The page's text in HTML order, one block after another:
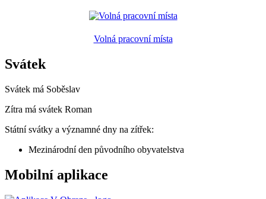
Volná pracovní místa
Svátek
Svátek má Soběslav
Zítra má svátek Roman
Státní svátky a významné dny na zítřek:
Mezinárodní den původního obyvatelstva
Mobilní aplikace